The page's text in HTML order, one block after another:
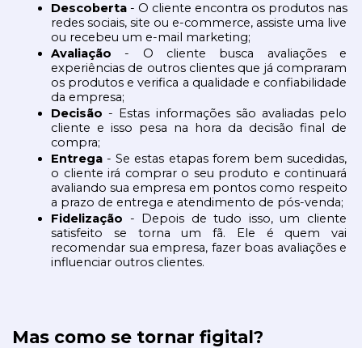
Descoberta - O cliente encontra os produtos nas
redes sociais, site ou e-commerce, assiste uma live
ou recebeu um e-mail marketing;
Avaliação - O cliente busca avaliações e
experiências de outros clientes que já compraram
os produtos e verifica a qualidade e confiabilidade
da empresa;
Decisão - Estas informações são avaliadas pelo
cliente e isso pesa na hora da decisão final de
compra;
Entrega - Se estas etapas forem bem sucedidas,
o cliente irá comprar o seu produto e continuará
avaliando sua empresa em pontos como respeito
a prazo de entrega e atendimento de pós-venda;
Fidelização - Depois de tudo isso, um cliente
satisfeito se torna um fã. Ele é quem vai
recomendar sua empresa, fazer boas avaliações e
influenciar outros clientes.
Mas como se tornar figital?